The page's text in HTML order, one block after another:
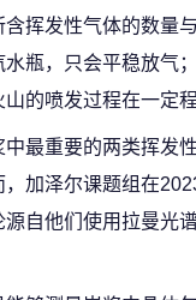
挥发性气体的数量
瓶，只会平稳放气
的喷发过程在一定
最重要的两类挥发
加泽尔课题组在
自他们使用拉曼光